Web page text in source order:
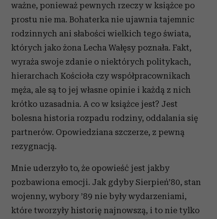
ważne, ponieważ pewnych rzeczy w książce po
prostu nie ma. Bohaterka nie ujawnia tajemnic
rodzinnych ani słabości wielkich tego świata,
których jako żona Lecha Wałęsy poznała. Fakt,
wyraża swoje zdanie o niektórych politykach,
hierarchach Kościoła czy współpracownikach
męża, ale są to jej własne opinie i każdą z nich
krótko uzasadnia. A co w książce jest? Jest
bolesna historia rozpadu rodziny, oddalania się
partnerów. Opowiedziana szczerze, z pewną
rezygnacją.
Mnie uderzyło to, że opowieść jest jakby
pozbawiona emocji. Jak gdyby Sierpień’80, stan
wojenny, wybory ’89 nie były wydarzeniami,
które tworzyły historię najnowszą, i to nie tylko